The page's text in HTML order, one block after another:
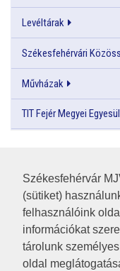
Székesfehérvár
(sütiket)
felhasználóink
információkat
tárolunk
oldal
Levéltárak
Székesfehérvári
Művházak
TIT Fejér Megyei
RSS
A HONLAP
JOGI NYILATKOZAT
IMPRESSZUM